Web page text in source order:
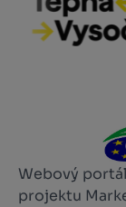
Webový
projektu